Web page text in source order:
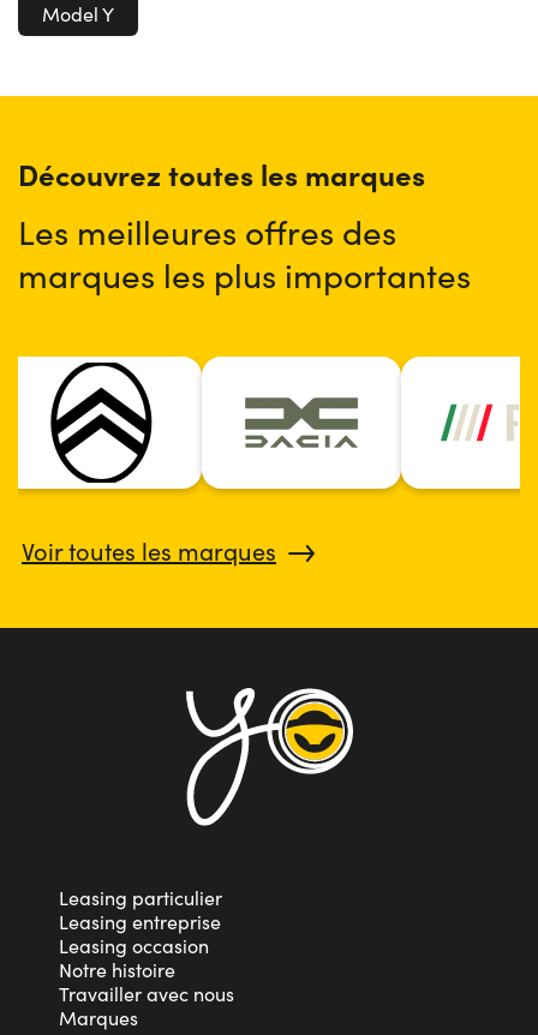
Model Y
Découvrez toutes les marques
Les meilleures offres des
marques les plus importantes
Voir toutes les marques
Leasing particulier
Leasing entreprise
Leasing occasion
Notre histoire
Travailler avec nous
Marques